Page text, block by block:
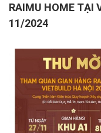
RAIMU HOME TẠI
11/2024